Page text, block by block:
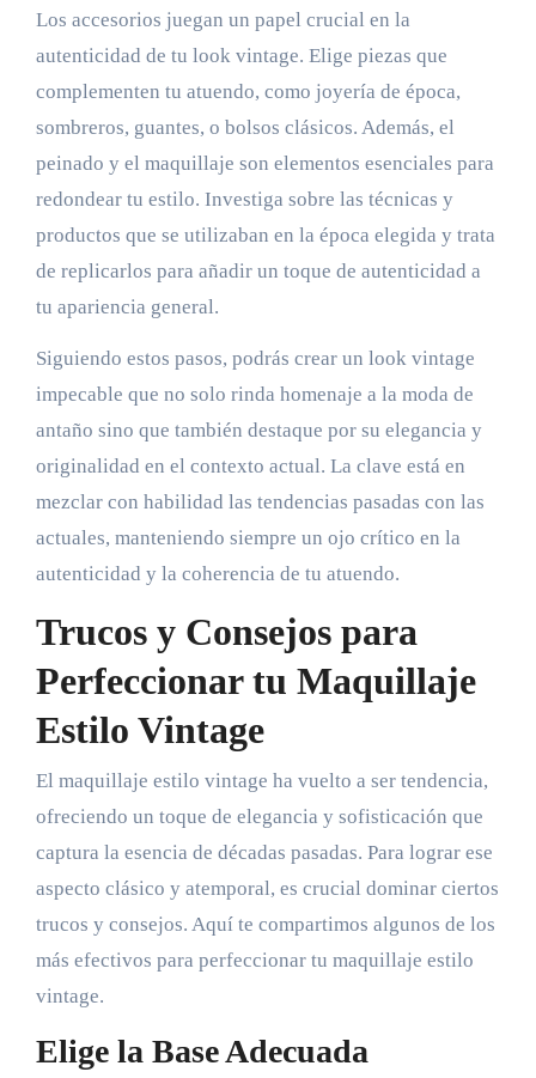
Los accesorios juegan un papel crucial en la
autenticidad de tu look vintage. Elige piezas que
complementen tu atuendo, como joyería de época,
sombreros, guantes, o bolsos clásicos. Además, el
peinado y el maquillaje son elementos esenciales para
redondear tu estilo. Investiga sobre las técnicas y
productos que se utilizaban en la época elegida y trata
de replicarlos para añadir un toque de autenticidad a
tu apariencia general.
Siguiendo estos pasos, podrás crear un look vintage
impecable que no solo rinda homenaje a la moda de
antaño sino que también destaque por su elegancia y
originalidad en el contexto actual. La clave está en
mezclar con habilidad las tendencias pasadas con las
actuales, manteniendo siempre un ojo crítico en la
autenticidad y la coherencia de tu atuendo.
Trucos y Consejos para
Perfeccionar tu Maquillaje
Estilo Vintage
El maquillaje estilo vintage ha vuelto a ser tendencia,
ofreciendo un toque de elegancia y sofisticación que
captura la esencia de décadas pasadas. Para lograr ese
aspecto clásico y atemporal, es crucial dominar ciertos
trucos y consejos. Aquí te compartimos algunos de los
más efectivos para perfeccionar tu maquillaje estilo
vintage.
Elige la Base Adecuada